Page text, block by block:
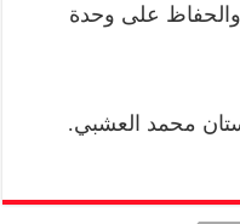
والحفاظ على وحدة
محمد العشبي.